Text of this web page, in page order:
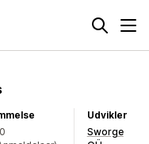
Udvikler
Sworge